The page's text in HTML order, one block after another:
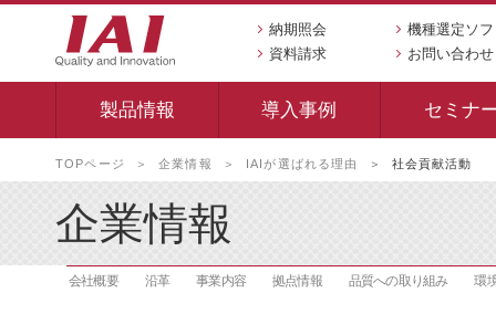
納期照会
機種選定ソ
資料請求
お問い合わせ
製品情報 導入事例 セミナ
TOPページ 企業情報 IAIが選ばれる理由 社会貢献活動
企業情報
会社概要 沿革 事業内容 拠点情報 品質への取り組み 環